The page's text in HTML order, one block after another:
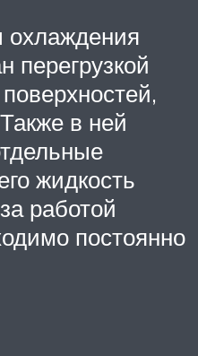
охлаждения
перегрузкой
в ней
жидкость
работой
постоянно